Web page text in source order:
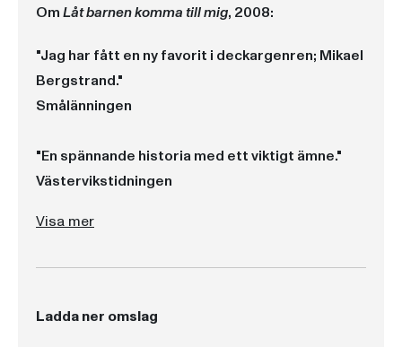
OmLåt barnen komma till mig, 2008:
"Jag har fått en ny favorit i deckargenren; Mikael
Bergstrand."
Smålänningen
"En spännande historia med ett viktigt ämne."
Västervikstidningen
Visa mer
Ladda ner omslag